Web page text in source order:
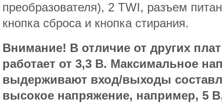
преобразователя), 2 TWI, разъем
кнопка сброса и кнопка стирания.
Внимание! В отличие от других
работает от 3,3 В. Максимальное
выдерживают вход/выходы
высокое напряжение, например, 5